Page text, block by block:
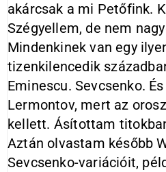
akárcsak a mi Petőfink.
Szégyellem, de nem
Mindenkinek van egy
tizenkilencedik
Eminescu. Sevcsenko.
Lermontov, mert az
kellett. Ásítottam
Aztán olvastam később
Sevcsenko-variációit,